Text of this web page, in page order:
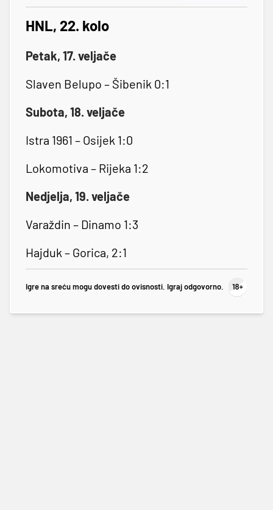
HNL, 22. kolo
Petak, 17. veljače
Slaven Belupo – Šibenik 0:1
Subota, 18. veljače
Istra 1961 – Osijek 1:0
Lokomotiva – Rijeka 1:2
Nedjelja, 19. veljače
Varaždin – Dinamo 1:3
Hajduk – Gorica, 2:1
Igre na sreću mogu dovesti do ovisnosti. Igraj odgovorno.